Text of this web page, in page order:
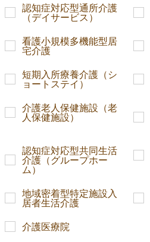
認知症対応型通所介護
（デイサービス）
看護小規模多機能型居
宅介護
短期入所療養介護（シ
ョートステイ）
介護老人保健施設（老
人保健施設）
認知症対応型共同生活
介護（グループホー
ム）
地域密着型特定施設入
居者生活介護
介護医療院